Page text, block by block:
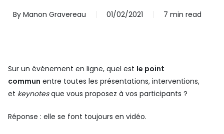
By Manon Gravereau 01/02/2021 7 min read
Sur un événement en ligne, quel est le point
commun entre toutes les présentations, interventions,
et keynotesque vous proposez à vos participants ?
Réponse : elle se font toujours en vidéo.